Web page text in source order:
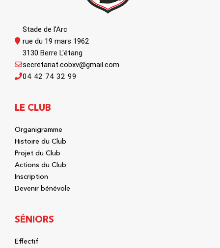
Stade de l'Arc
rue du 19 mars 1962
3130 Berre L'étang
04 42 74 32 99
secretariat.cobxv@gmail.com
LE CLUB
Organigramme
Histoire du Club
Projet du Club
Actions du Club
Inscription
Devenir bénévole
SÉNIORS
Effectif